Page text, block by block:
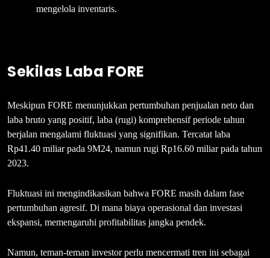
mengelola inventaris.
Sekilas Laba FORE
Meskipun FORE menunjukkan pertumbuhan penjualan neto dan
laba bruto yang positif, laba (rugi) komprehensif periode tahun
berjalan mengalami fluktuasi yang signifikan. Tercatat laba
Rp41.40 miliar pada 9M24, namun rugi Rp16.60 miliar pada tahun
2023.
Fluktuasi ini mengindikasikan bahwa FORE masih dalam fase
pertumbuhan agresif. Di mana biaya operasional dan investasi
ekspansi, memengaruhi profitabilitas jangka pendek.
Namun, teman-teman investor perlu mencermati tren ini sebagai